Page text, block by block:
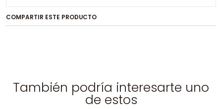
COMPARTIR ESTE PRODUCTO
También podría interesarte uno
de estos